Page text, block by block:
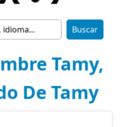
Tamy,
De Tamy